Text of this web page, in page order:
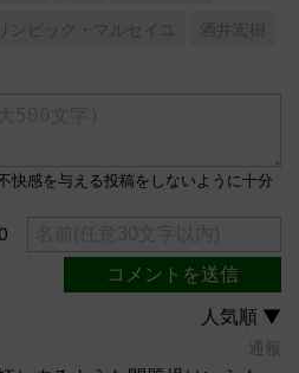
リンピック・マルセイユ 酒井宏樹